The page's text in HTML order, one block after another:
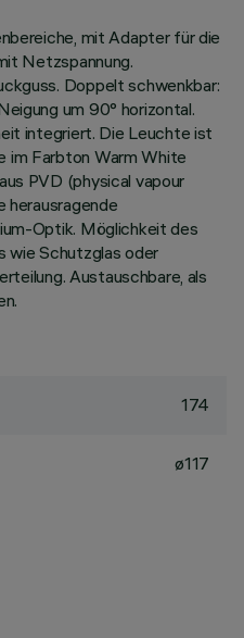
mit Adapter für die
Netzspannung.
Doppelt schwenkbar:
um 90° horizontal.
integriert. Die Leuchte ist
im Farbton Warm White
PVD (physical vapour
herausragende
Optik. Möglichkeit des
wie Schutzglas oder
Austauschbare, als
174
ø117